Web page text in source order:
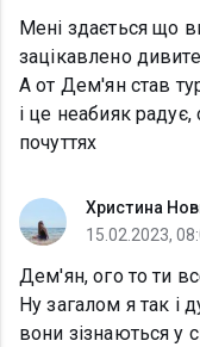
Мені здається що
зацікавлено
А от Дем'ян став
і це неабияк
почуттях
Христина
15.02.2023,
Дем'ян, ого то ти
Ну загалом я так і
вони зізнаються у